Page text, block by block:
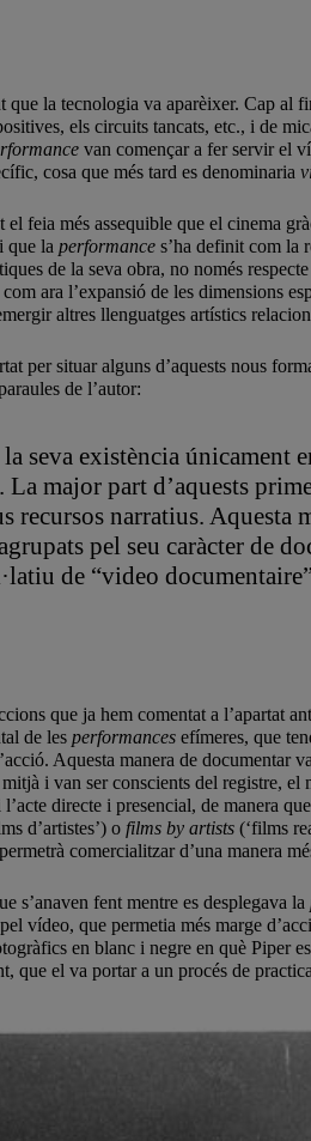
la tecnologia va aparèixer. Cap al
els circuits tancats, etc., i de
van començar a fer servir el
cosa que més tard es denominaria
el feia més assequible que el cinema
que la performance s’ha definit com la
de la seva obra, no només
ara l’expansió de les
altres llenguatges artístics
per situar alguns d’aquests nous
de l’autor:
seva existència
major part d’aquests
recursos narratius.
pel seu caràcter de
de “video
que ja hem comentat a l’apartat
de les performances efímeres, que
Aquesta manera de documentar
i van ser conscients del registre,
directe i presencial, de manera
d’artistes’) o films by artists (‘films
comercialitzar d’una manera
s’anaven fent mentre es desplegava la
vídeo, que permetia més marge
en blanc i negre en què Piper
que el va portar a un procés de